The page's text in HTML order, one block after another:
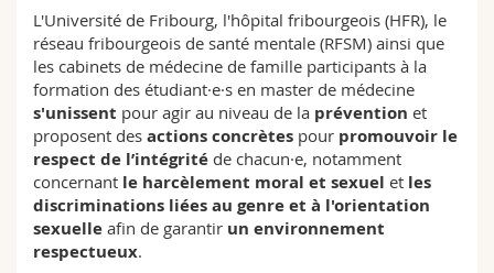
Sciences et médecine
Interfacultaire
Collaborateurs
Doctorants
Webmail
Programme des cours
MyUnifr
L'Université de Fribourg, l'hôpital fribourgeois (HFR), le
réseau fribourgeois de santé mentale (RFSM) ainsi que
les cabinets de médecine de famille participants à la
formation des étudiant·e·s en master de médecine
s'unissent pour agir au niveau de la prévention et
proposent des actions concrètes pour promouvoir le
respect de l’intégrité de chacun·e, notamment
concernant le harcèlement moral et sexuel et les
discriminations liées au genre et à l'orientation
sexuelle afin de garantir un environnement
respectueux.